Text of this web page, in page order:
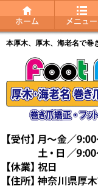
本厚木、厚木、海老名で巻